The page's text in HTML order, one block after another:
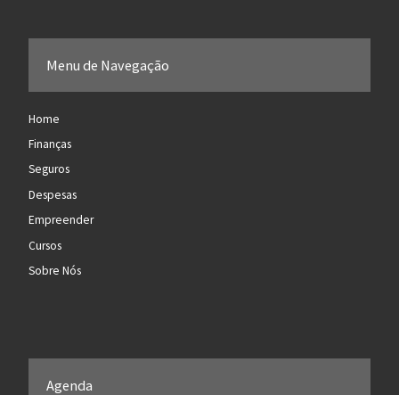
Menu de Navegação
Home
Finanças
Seguros
Despesas
Empreender
Cursos
Sobre Nós
Agenda